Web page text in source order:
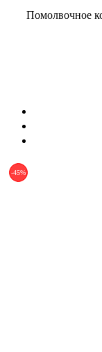
Помолвочное
-45%